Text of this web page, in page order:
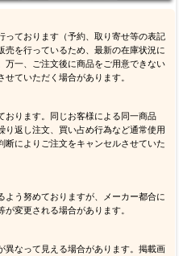
っております（予約、取り寄せ等の表記
売を行っているため、最新の在庫状況に
万一、ご注文後に商品をご用意できない
ていただく場合があります。
おります。同じお客様による同一商品
り返し注文、買い占め行為など通常使用
断によりご注文をキャンセルさせていた
よう努めておりますが、メーカー都合に
変更される場合があります。
異なって見える場合があります。掲載画